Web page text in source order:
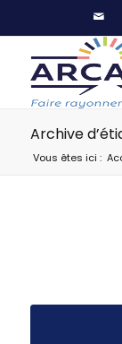
Archive
Vous êtes ici :